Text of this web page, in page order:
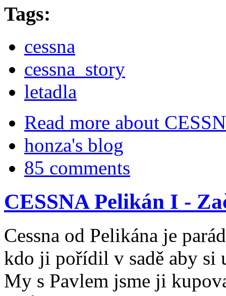
Tags:
cessna
cessna_story
letadla
Read more about
honza's blog
85 comments
CESSNA Pelikán I -
Cessna od Pelikána je
kdo ji pořídil v sadě aby si
My s Pavlem jsme ji